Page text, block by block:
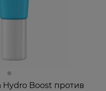
Hydro Boost против